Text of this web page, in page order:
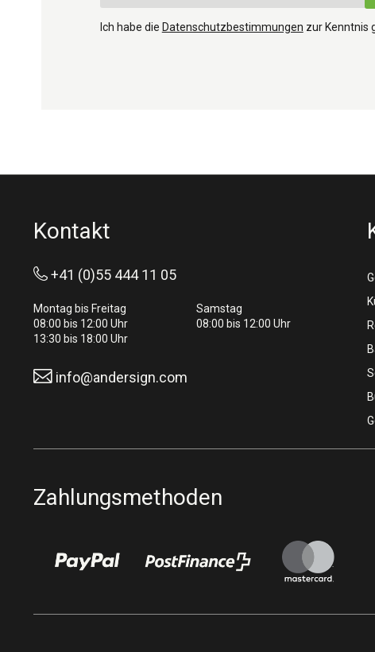
Ich habe die Datenschutzbestimmungen zur Kenntnis
Kontakt
+41 (0)55 444 11 05
Montag bis Freitag
08:00 bis 12:00 Uhr
13:30 bis 18:00 Uhr
Samstag
08:00 bis 12:00 Uhr
info@andersign.com
Zahlungsmethoden